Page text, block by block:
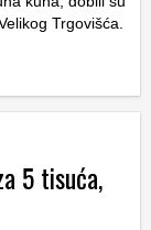
Trgovišća.
5 tisuća,